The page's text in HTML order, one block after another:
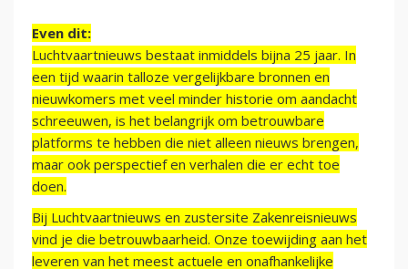
Even dit:
Luchtvaartnieuws bestaat inmiddels bijna 25 jaar. In
een tijd waarin talloze vergelijkbare bronnen en
nieuwkomers met veel minder historie om aandacht
schreeuwen, is het belangrijk om betrouwbare
platforms te hebben die niet alleen nieuws brengen,
maar ook perspectief en verhalen die er echt toe
doen.
Bij Luchtvaartnieuws en zustersite Zakenreisnieuws
vind je die betrouwbaarheid. Onze toewijding aan het
leveren van het meest actuele en onafhankelijke